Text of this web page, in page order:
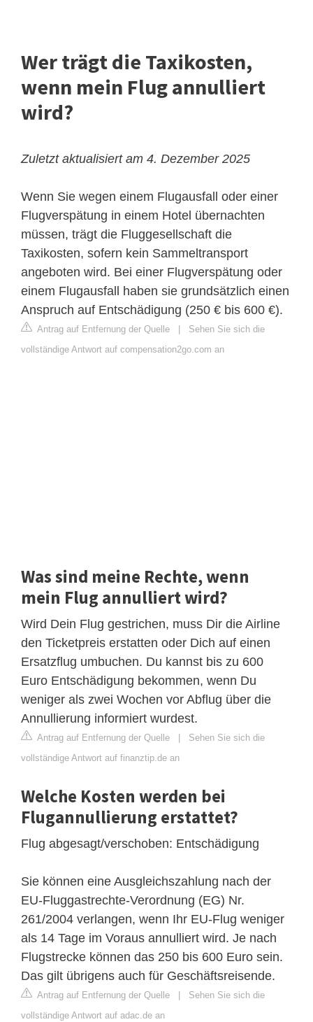
Wer trägt die Taxikosten,
wenn mein Flug annulliert
wird?
Zuletzt aktualisiert am 4. Dezember 2025
Wenn Sie wegen einem Flugausfall oder einer
Flugverspätung in einem Hotel übernachten
müssen, trägt die Fluggesellschaft die
Taxikosten, sofern kein Sammeltransport
angeboten wird. Bei einer Flugverspätung oder
einem Flugausfall haben sie grundsätzlich einen
Anspruch auf Entschädigung (250 € bis 600 €).
Antrag auf Entfernung der Quelle
Sehen Sie sich die
vollständige Antwort auf compensation2go.com an
Was sind meine Rechte, wenn
mein Flug annulliert wird?
Wird Dein Flug gestrichen, muss Dir die Airline
den Ticketpreis erstatten oder Dich auf einen
Ersatzflug umbuchen. Du kannst bis zu 600
Euro Entschädigung bekommen, wenn Du
weniger als zwei Wochen vor Abflug über die
Annullierung informiert wurdest.
Antrag auf Entfernung der Quelle
Sehen Sie sich die
vollständige Antwort auf finanztip.de an
Welche Kosten werden bei
Flugannullierung erstattet?
Flug abgesagt/verschoben: Entschädigung
Sie können eine Ausgleichszahlung nach der
EU-Fluggastrechte-Verordnung (EG) Nr.
261/2004 verlangen, wenn Ihr EU-Flug weniger
als 14 Tage im Voraus annulliert wird. Je nach
Flugstrecke können das 250 bis 600 Euro sein.
Das gilt übrigens auch für Geschäftsreisende.
Antrag auf Entfernung der Quelle
Sehen Sie sich die
vollständige Antwort auf adac.de an